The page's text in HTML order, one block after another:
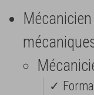
✓